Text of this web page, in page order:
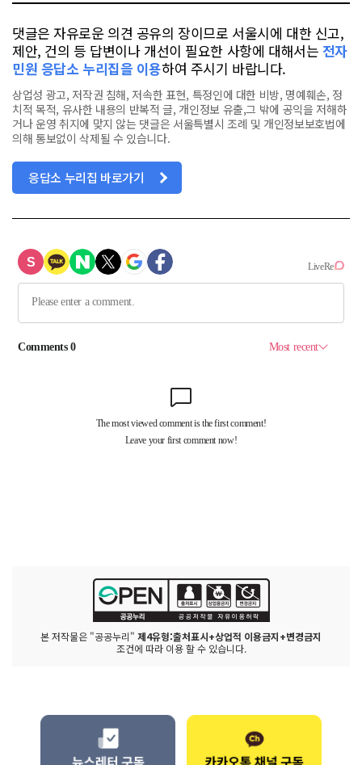
댓글은 자유로운 의견 공유의 장이므로 서울시에 대한 신고,
제안, 건의 등 답변이나 개선이 필요한 사항에 대해서는 전자
민원 응답소 누리집을 이용하여 주시기 바랍니다.
상업성 광고, 저작권 침해, 저속한 표현, 특정인에 대한 비방, 명예훼손, 정
치적 목적, 유사한 내용의 반복적 글, 개인정보 유출,그 밖에 공익을 저해하
거나 운영 취지에 맞지 않는 댓글은 서울특별시 조례 및 개인정보보호법에
의해 통보없이 삭제될 수 있습니다.
응답소 누리집 바로가기
본 저작물은 "공공누리" 제4유형:출처표시+상업적 이용금지+변경금지
조건에 따라 이용 할 수 있습니다.